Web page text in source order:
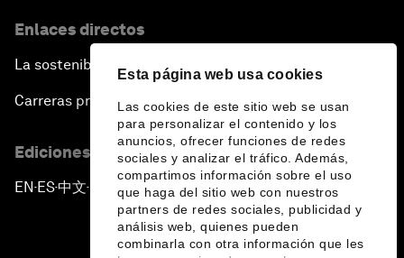
Esta página web usa cookies
Las cookies de este sitio web se usan
para personalizar el contenido y los
anuncios, ofrecer funciones de redes
sociales y analizar el tráfico. Además,
compartimos información sobre el uso
que haga del sitio web con nuestros
partners de redes sociales, publicidad y
análisis web, quienes pueden
combinarla con otra información que les
Enlaces directos
La sostenibilidad en el Foro
Carreras profesionales
Ediciones en otros idiomas
EN ▪ ES▪中文▪ 日本語